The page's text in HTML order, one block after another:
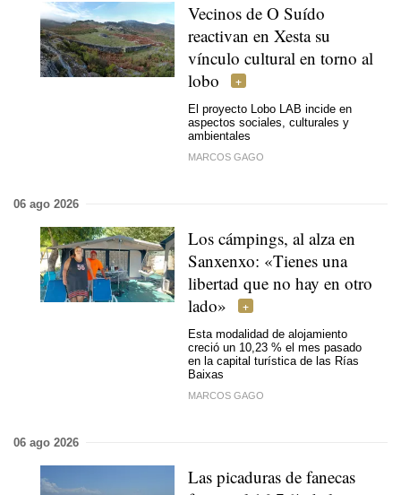
Vecinos de O Suído
reactivan en Xesta su
vínculo cultural en torno al
lobo
El proyecto Lobo LAB incide en
aspectos sociales, culturales y
ambientales
MARCOS GAGO
06 ago 2026
Los cámpings, al alza en
Sanxenxo: «Tienes una
libertad que no hay en otro
lado»
Esta modalidad de alojamiento
creció un 10,23 % el mes pasado
en la capital turística de las Rías
Baixas
MARCOS GAGO
06 ago 2026
Las picaduras de fanecas